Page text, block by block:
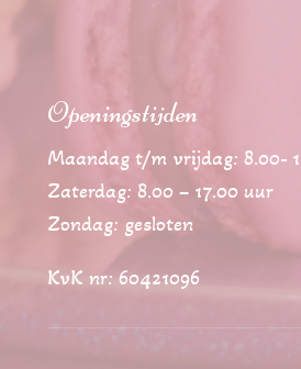
Openingstijden
Maandag t/m vrijdag: 8.00-
Zaterdag: 8.00 – 17.00 uur
Zondag: gesloten
KvK nr: 60421096